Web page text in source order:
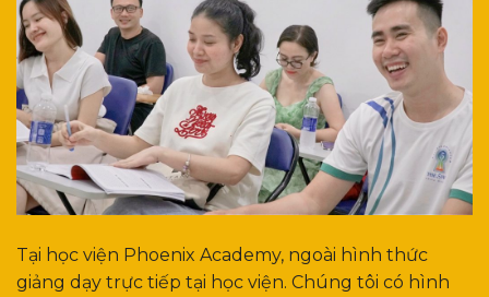
Tại học viện Phoenix Academy, ngoài hình thức
giảng dạy trực tiếp tại học viện. Chúng tôi có hình